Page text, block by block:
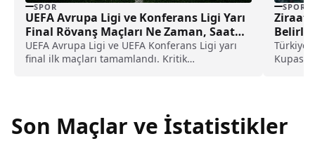
SPOR
UEFA Avrupa Ligi ve Konferans Ligi Yarı
Final Rövanş Maçları Ne Zaman, Saat
Kaçta?
UEFA Avrupa Ligi ve UEFA Konferans Ligi yarı
final ilk maçları tamamlandı. Kritik
SPOR
Ziraat
Türkiye
Son Maçlar ve İstatistikler